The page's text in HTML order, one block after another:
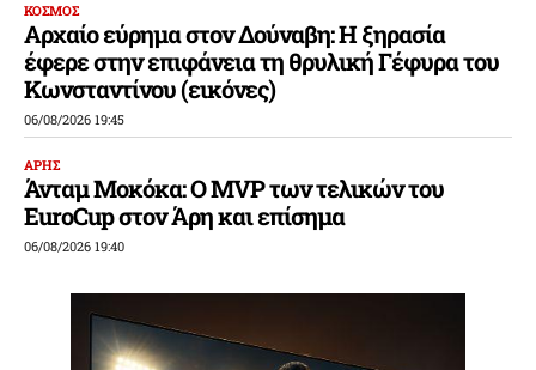
ΚΟΣΜΟΣ
Αρχαίο εύρημα στον Δούναβη: Η ξηρασία
έφερε στην επιφάνεια τη θρυλική Γέφυρα του
Κωνσταντίνου (εικόνες)
06/08/2026 19:45
ΑΡΗΣ
Άνταμ Μοκόκα: Ο MVP των τελικών του
EuroCup στον Άρη και επίσημα
06/08/2026 19:40